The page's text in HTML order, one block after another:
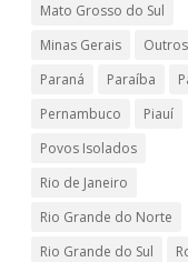
Mato Grosso do Sul
Minas Gerais
Paraná
Paraíba
Pernambuco
Piauí
Povos Isolados
Rio de Janeiro
Rio Grande do Norte
Rio Grande do Sul